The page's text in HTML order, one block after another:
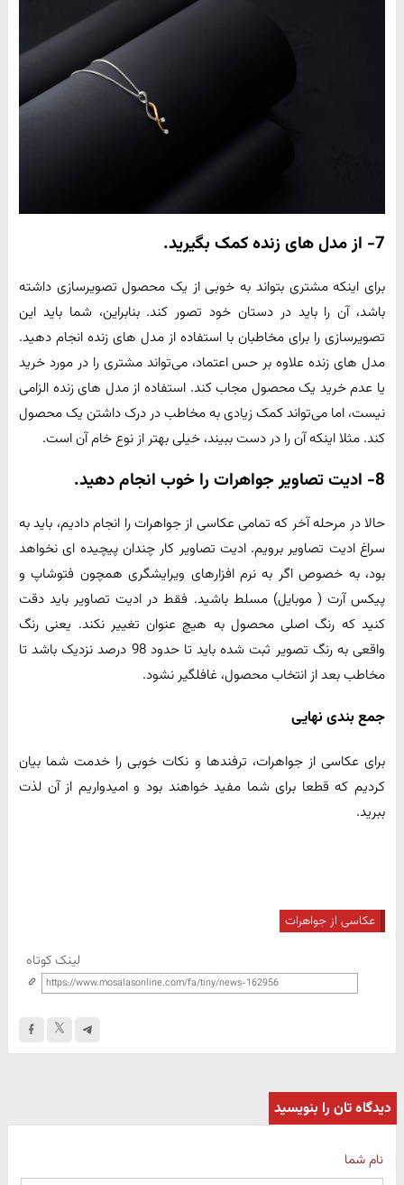
7- از مدل های زنده کمک بگیرید.
برای اینکه مشتری بتواند به خوبی از یک محصول تصویرسازی داشته
باشد، آن را باید در دستان خود تصور کند. بنابراین، شما باید این
تصویرسازی را برای مخاطبان با استفاده از مدل های زنده انجام دهید.
مدل های زنده علاوه بر حس اعتماد، می‌تواند مشتری را در مورد خرید
یا عدم خرید یک محصول مجاب کند. استفاده از مدل های زنده الزامی
نیست، اما می‌تواند کمک زیادی به مخاطب در درک داشتن یک محصول
کند. مثلا اینکه آن را در دست ببیند، خیلی بهتر از نوع خام آن است.
8- ادیت تصاویر جواهرات را خوب انجام دهید.
حالا در مرحله آخر که تمامی عکاسی از جواهرات را انجام دادیم، باید به
سراغ ادیت تصاویر برویم. ادیت تصاویر کار چندان پیچیده ای نخواهد
بود، به خصوص اگر به نرم افزارهای ویرایشگری همچون فتوشاپ و
پیکس آرت ( موبایل) مسلط باشید. فقط در ادیت تصاویر باید دقت
کنید که رنگ اصلی محصول به هیچ عنوان تغییر نکند. یعنی رنگ
واقعی به رنگ تصویر ثبت شده باید تا حدود 98 درصد نزدیک باشد تا
مخاطب بعد از انتخاب محصول، غافلگیر نشود.
جمع بندی نهایی
برای عکاسی از جواهرات، ترفندها و نکات خوبی را خدمت شما بیان
کردیم که قطعا برای شما مفید خواهند بود و امیدواریم از آن لذت
ببرید.
عکاسی از جواهرات
لینک کوتاه
دیدگاه تان را بنویسید
نام شما